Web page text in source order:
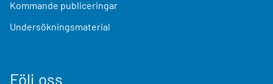
Kommande publiceringar
Undersökningsmaterial
Följ oss